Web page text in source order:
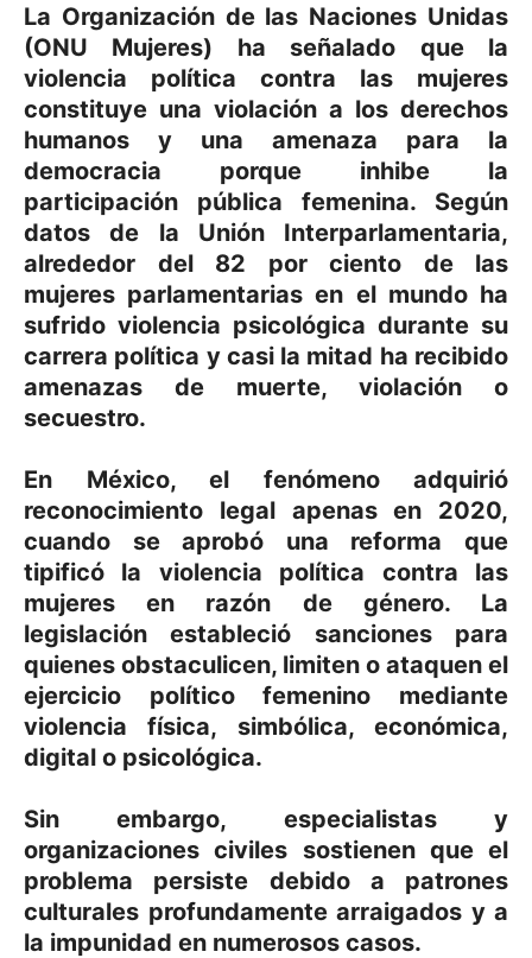
La Organización de las Naciones Unidas
(ONU Mujeres) ha señalado que la
violencia política contra las mujeres
constituye una violación a los derechos
humanos y una amenaza para la
democracia porque inhibe la
participación pública femenina. Según
datos de la Unión Interparlamentaria,
alrededor del 82 por ciento de las
mujeres parlamentarias en el mundo ha
sufrido violencia psicológica durante su
carrera política y casi la mitad ha recibido
amenazas de muerte, violación o
secuestro.
En México, el fenómeno adquirió
reconocimiento legal apenas en 2020,
cuando se aprobó una reforma que
tipificó la violencia política contra las
mujeres en razón de género. La
legislación estableció sanciones para
quienes obstaculicen, limiten o ataquen el
ejercicio político femenino mediante
violencia física, simbólica, económica,
digital o psicológica.
Sin embargo, especialistas y
organizaciones civiles sostienen que el
problema persiste debido a patrones
culturales profundamente arraigados y a
la impunidad en numerosos casos.